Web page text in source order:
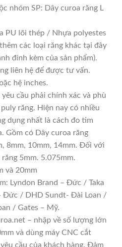
nhóm SP: Dây curoa răng L
PU lõi thép / Nhựa polyestes
các loại răng khác tại đây
đính kèm của sản phẩm).
liên hệ để được tư vấn.
hệ inches.
cầu phải chính xác và phù
răng. Hiện nay có nhiều
dụng nhất là cách đo tim
Gồm có Dây curoa răng
8mm, 10mm, 14mm. Đối với
5mm. 5.075mm.
và 20mm
Lyndon Brand – Đức / Taka
Đức / DHD Sundt- Đài Loan /
/ Gates – Mỹ.
– nhập về số lượng lớn
và dùng máy CNC cắt
cầu của khách hàng. Đảm